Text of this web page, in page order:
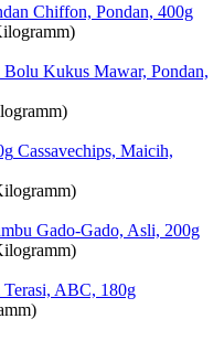
Chiffon, Pondan, 400g
Bolu Kukus Mawar, Pondan,
Cassavechips, Maicih,
Gado-Gado, Asli, 200g
Terasi, ABC, 180g